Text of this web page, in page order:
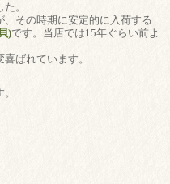
。
その時期に安定的に入荷する
)です。当店では15年ぐらい前よ
ばれています。